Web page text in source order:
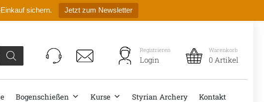
sichern. Jetzt zum Newsletter
Registrieren
Login
Warenkorb
0 Artikel
Bogenschießen Kurse Styrian Archery Kontakt